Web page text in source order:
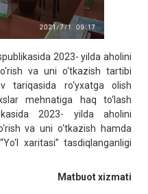
2023- yilda aholini
va uni o‘tkazish tartibi
tariqasida ro‘yxatga olish
mehnatiga haq to‘lash
2023- yilda aholini
va uni o‘tkazish hamda
xaritasi” tasdiqlanganligi
Matbuot xizmati